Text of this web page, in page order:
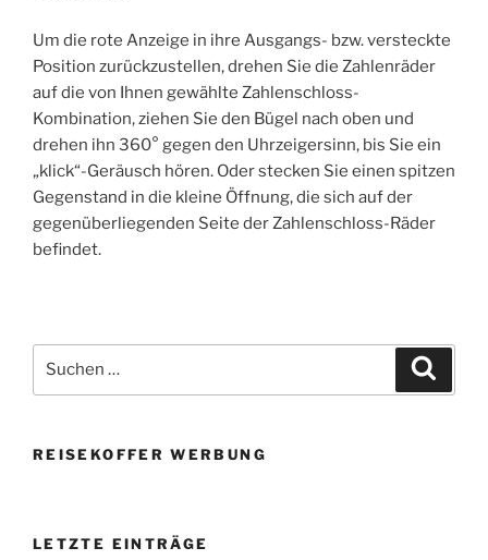
Um die rote Anzeige in ihre Ausgangs- bzw. versteckte
Position zurückzustellen, drehen Sie die Zahlenräder
auf die von Ihnen gewählte Zahlenschloss-
Kombination, ziehen Sie den Bügel nach oben und
drehen ihn 360° gegen den Uhrzeigersinn, bis Sie ein
„klick“-Geräusch hören. Oder stecken Sie einen spitzen
Gegenstand in die kleine Öffnung, die sich auf der
gegenüberliegenden Seite der Zahlenschloss-Räder
befindet.
nach:
REISEKOFFER WERBUNG
LETZTE EINTRÄGE